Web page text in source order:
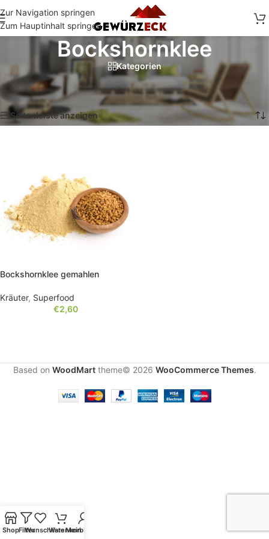
Zur Navigation springen
Zum Hauptinhalt springen
Bockshornklee
Kategorien
Start/Shop
Produkte verschlagwortet mit „Bockshornklee“
Einzelnes Ergebnis wird angezeigt
Seitenleiste anzeigen
Bockshornklee gemahlen
Kräuter, Superfood
€2,60
Based on WoodMarttheme© 2026 WooCommerce Themes.
ShopFilter
WunschlisteWarenkorbMein Konto